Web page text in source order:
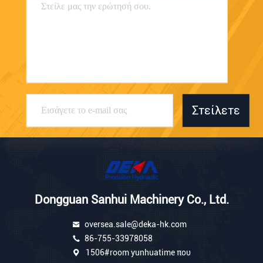
Στείλετε
Dongguan Sanhui Machinery Co., Ltd.
oversea.sale@deka-hk.com
86-755-33978058
1506#room yunhuatime που